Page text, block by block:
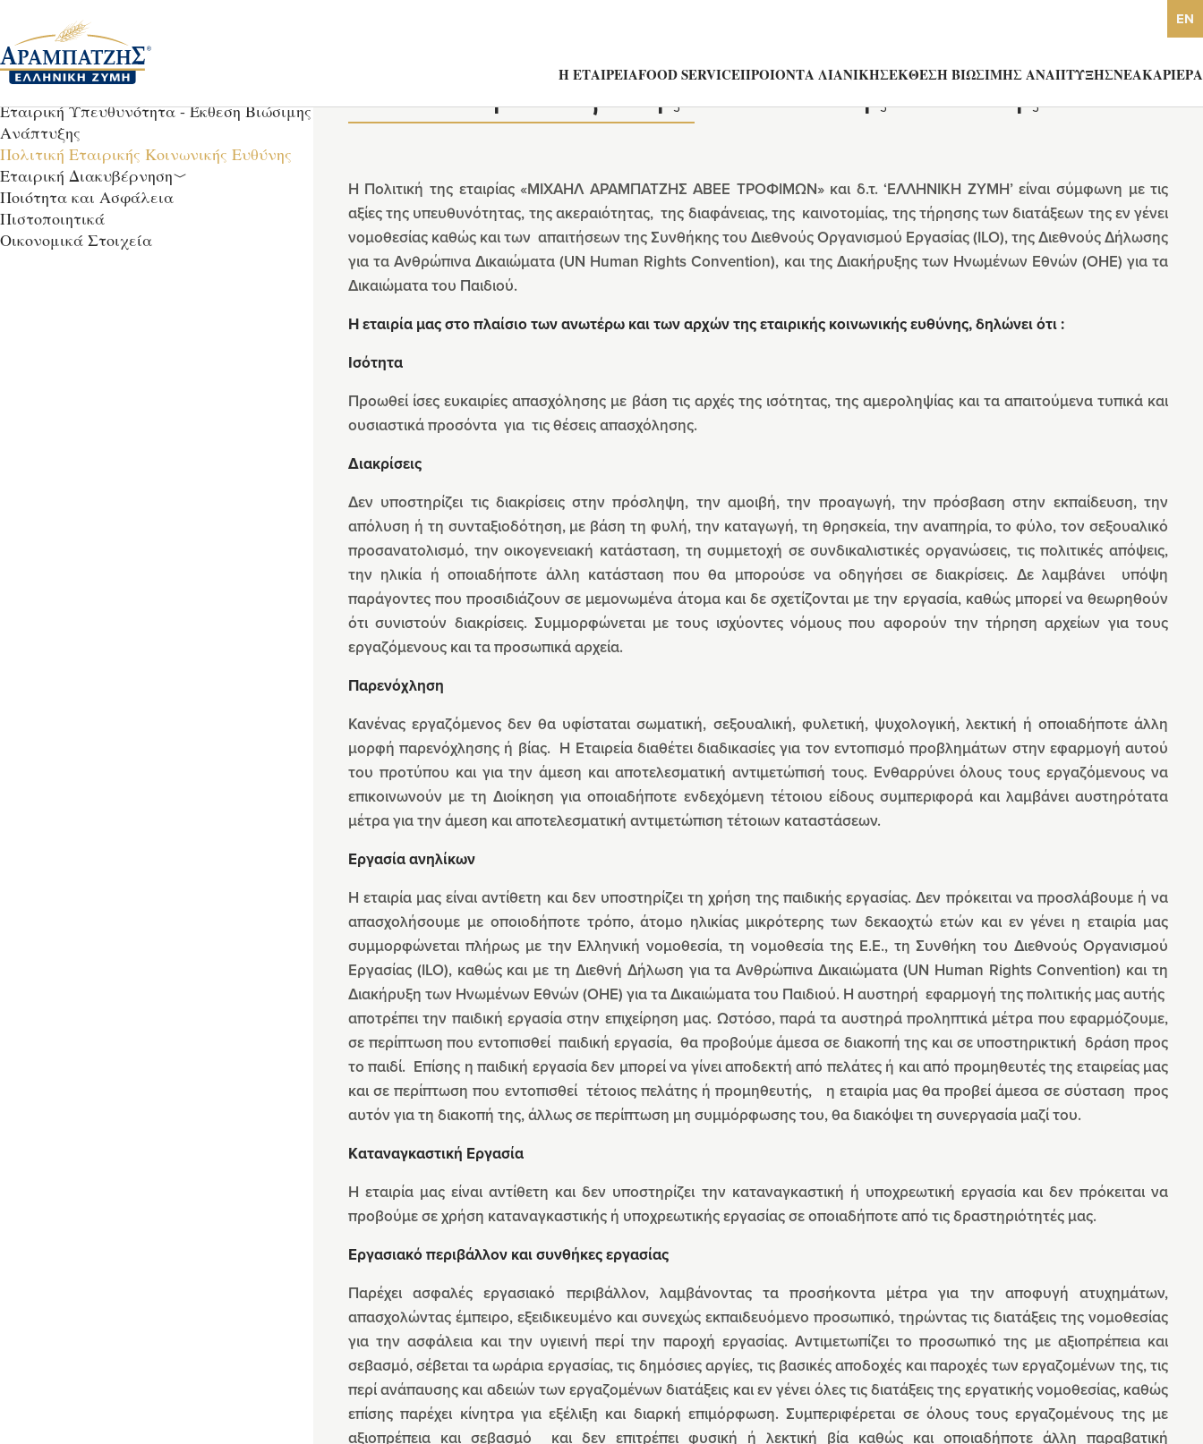
EN
Η ΕΤΑΙΡΕΙΑFOOD SERVICEΠΡΟΙΟΝΤΑ ΛΙΑΝΙΚΗΣΕΚΘΕΣΗ ΒΙΩΣΙΜΗΣ ΑΝΑΠΤΥΞΗΣΝΕΑΚΑΡΙΕΡΑ
Η εταιρεία
Όραμα
Φιλοσοφία
Εταιρική Υπευθυνότητα - Έκθεση Βιώσιμης
Ανάπτυξης
Πολιτική Εταιρικής Κοινωνικής Ευθύνης
Εταιρική Διακυβέρνηση
Ποιότητα και Ασφάλεια
Πιστοποιητικά
Οικονομικά Στοιχεία
Πολιτική Εταιρικής Κοινωνικής Ευθύνης
Η Πολιτική της εταιρίας «ΜΙΧΑΗΛ ΑΡΑΜΠΑΤΖΗΣ ΑΒΕΕ ΤΡΟΦΙΜΩΝ» και δ.τ. ‘ΕΛΛΗΝΙΚΗ ΖΥΜΗ’ είναι σύμφωνη με τις
αξίες της υπευθυνότητας, της ακεραιότητας, της διαφάνειας, της καινοτομίας, της τήρησης των διατάξεων της εν γένει
νομοθεσίας καθώς και των απαιτήσεων της Συνθήκης του Διεθνούς Οργανισμού Εργασίας (ILO), της Διεθνούς Δήλωσης
για τα Ανθρώπινα Δικαιώματα (UN Human Rights Convention), και της Διακήρυξης των Ηνωμένων Εθνών (ΟΗΕ) για τα
Δικαιώματα του Παιδιού.
Η εταιρία μας στο πλαίσιο των ανωτέρω και των αρχών της εταιρικής κοινωνικής ευθύνης, δηλώνει ότι :
Ισότητα
Προωθεί ίσες ευκαιρίες απασχόλησης με βάση τις αρχές της ισότητας, της αμεροληψίας και τα απαιτούμενα τυπικά και
ουσιαστικά προσόντα για τις θέσεις απασχόλησης.
Διακρίσεις
Δεν υποστηρίζει τις διακρίσεις στην πρόσληψη, την αμοιβή, την προαγωγή, την πρόσβαση στην εκπαίδευση, την
απόλυση ή τη συνταξιοδότηση, με βάση τη φυλή, την καταγωγή, τη θρησκεία, την αναπηρία, το φύλο, τον σεξουαλικό
προσανατολισμό, την οικογενειακή κατάσταση, τη συμμετοχή σε συνδικαλιστικές οργανώσεις, τις πολιτικές απόψεις,
την ηλικία ή οποιαδήποτε άλλη κατάσταση που θα μπορούσε να οδηγήσει σε διακρίσεις. Δε λαμβάνει υπόψη
παράγοντες που προσιδιάζουν σε μεμονωμένα άτομα και δε σχετίζονται με την εργασία, καθώς μπορεί να θεωρηθούν
ότι συνιστούν διακρίσεις. Συμμορφώνεται με τους ισχύοντες νόμους που αφορούν την τήρηση αρχείων για τους
εργαζόμενους και τα προσωπικά αρχεία.
Παρενόχληση
Κανένας εργαζόμενος δεν θα υφίσταται σωματική, σεξουαλική, φυλετική, ψυχολογική, λεκτική ή οποιαδήποτε άλλη
μορφή παρενόχλησης ή βίας. Η Εταιρεία διαθέτει διαδικασίες για τον εντοπισμό προβλημάτων στην εφαρμογή αυτού
του προτύπου και για την άμεση και αποτελεσματική αντιμετώπισή τους. Ενθαρρύνει όλους τους εργαζόμενους να
επικοινωνούν με τη Διοίκηση για οποιαδήποτε ενδεχόμενη τέτοιου είδους συμπεριφορά και λαμβάνει αυστηρότατα
μέτρα για την άμεση και αποτελεσματική αντιμετώπιση τέτοιων καταστάσεων.
Εργασία ανηλίκων
Η εταιρία μας είναι αντίθετη και δεν υποστηρίζει τη χρήση της παιδικής εργασίας. Δεν πρόκειται να προσλάβουμε ή να
απασχολήσουμε με οποιοδήποτε τρόπο, άτομο ηλικίας μικρότερης των δεκαοχτώ ετών και εν γένει η εταιρία μας
συμμορφώνεται πλήρως με την Ελληνική νομοθεσία, τη νομοθεσία της Ε.Ε., τη Συνθήκη του Διεθνούς Οργανισμού
Εργασίας (ILO), καθώς και με τη Διεθνή Δήλωση για τα Ανθρώπινα Δικαιώματα (UN Human Rights Convention) και τη
Διακήρυξη των Ηνωμένων Εθνών (ΟΗΕ) για τα Δικαιώματα του Παιδιού. Η αυστηρή εφαρμογή της πολιτικής μας αυτής
αποτρέπει την παιδική εργασία στην επιχείρηση μας. Ωστόσο, παρά τα αυστηρά προληπτικά μέτρα που εφαρμόζουμε,
σε περίπτωση που εντοπισθεί παιδική εργασία, θα προβούμε άμεσα σε διακοπή της και σε υποστηρικτική δράση προς
το παιδί. Επίσης η παιδική εργασία δεν μπορεί να γίνει αποδεκτή από πελάτες ή και από προμηθευτές της εταιρείας μας
και σε περίπτωση που εντοπισθεί τέτοιος πελάτης ή προμηθευτής, η εταιρία μας θα προβεί άμεσα σε σύσταση προς
αυτόν για τη διακοπή της, άλλως σε περίπτωση μη συμμόρφωσης του, θα διακόψει τη συνεργασία μαζί του.
Καταναγκαστική Εργασία
Η εταιρία μας είναι αντίθετη και δεν υποστηρίζει την καταναγκαστική ή υποχρεωτική εργασία και δεν πρόκειται να
προβούμε σε χρήση καταναγκαστικής ή υποχρεωτικής εργασίας σε οποιαδήποτε από τις δραστηριότητές μας.
Εργασιακό περιβάλλον και συνθήκες εργασίας
Παρέχει ασφαλές εργασιακό περιβάλλον, λαμβάνοντας τα προσήκοντα μέτρα για την αποφυγή ατυχημάτων,
απασχολώντας έμπειρο, εξειδικευμένο και συνεχώς εκπαιδευόμενο προσωπικό, τηρώντας τις διατάξεις της νομοθεσίας
για την ασφάλεια και την υγιεινή περί την παροχή εργασίας. Αντιμετωπίζει το προσωπικό της με αξιοπρέπεια και
σεβασμό, σέβεται τα ωράρια εργασίας, τις δημόσιες αργίες, τις βασικές αποδοχές και παροχές των εργαζομένων της, τις
περί ανάπαυσης και αδειών των εργαζομένων διατάξεις και εν γένει όλες τις διατάξεις της εργατικής νομοθεσίας, καθώς
επίσης παρέχει κίνητρα για εξέλιξη και διαρκή επιμόρφωση. Συμπεριφέρεται σε όλους τους εργαζομένους της με
αξιοπρέπεια και σεβασμό και δεν επιτρέπει φυσική ή λεκτική βία καθώς και οποιαδήποτε άλλη παραβατική